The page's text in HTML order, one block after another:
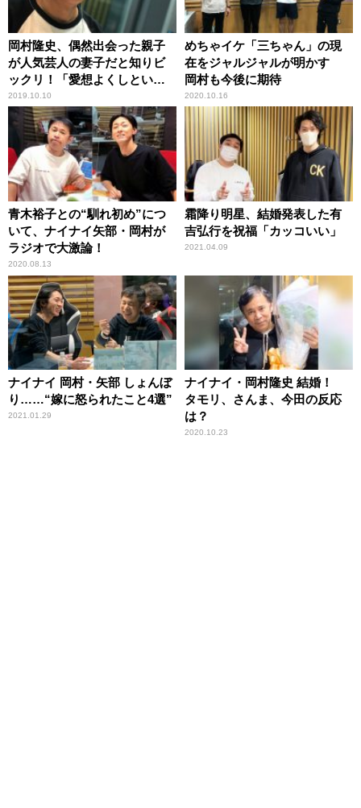
岡村隆史、偶然出会った親子
が人気芸人の妻子だと知りビ
ックリ！「愛想よくしといて
良かった」
2019.10.10
めちゃイケ「三ちゃん」の現
在をジャルジャルが明かす
岡村も今後に期待
2020.10.16
青木裕子との“馴れ初め”につ
いて、ナイナイ矢部・岡村が
ラジオで大激論！
2020.08.13
霜降り明星、結婚発表した有
吉弘行を祝福「カッコいい」
2021.04.09
ナイナイ 岡村・矢部 しょんぼ
り……“嫁に怒られたこと4選”
2021.01.29
ナイナイ・岡村隆史 結婚！
タモリ、さんま、今田の反応
は？
2020.10.23